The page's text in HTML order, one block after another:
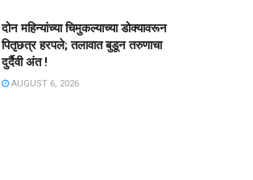
दोन महिन्यांच्या चिमुकल्याच्या डोक्यावरून
पितृछत्र हरपले; तलावात बुडून तरुणाचा
दुर्दैवी अंत !
AUGUST 6, 2026